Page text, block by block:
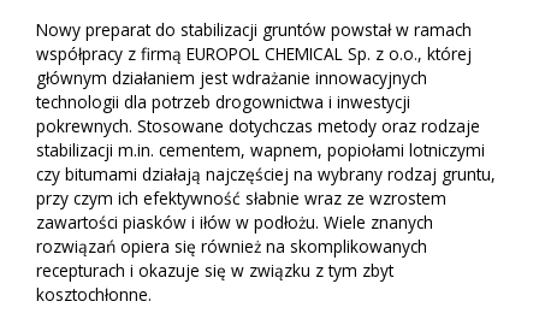
Nowy preparat do stabilizacji gruntów powstał w ramach
współpracy z firmą EUROPOL CHEMICAL Sp. z o.o., której
głównym działaniem jest wdrażanie innowacyjnych
technologii dla potrzeb drogownictwa i inwestycji
pokrewnych. Stosowane dotychczas metody oraz rodzaje
stabilizacji m.in. cementem, wapnem, popiołami lotniczymi
czy bitumami działają najczęściej na wybrany rodzaj gruntu,
przy czym ich efektywność słabnie wraz ze wzrostem
zawartości piasków i iłów w podłożu. Wiele znanych
rozwiązań opiera się również na skomplikowanych
recepturach i okazuje się w związku z tym zbyt
kosztochłonne.